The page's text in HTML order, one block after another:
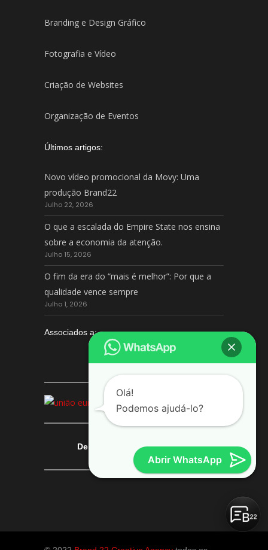
Branding e Design Gráfico
Fotografia e Vídeo
Criação de Websites
Organização de Eventos
Últimos artigos:
Novo vídeo promocional da Movy: Uma
produção Brand22
Julho 22, 2026
O que a escalada do Empire State nos ensina
sobre a economia da atenção.
Julho 15, 2026
O fim da era do “mais é melhor”: Por que a
qualidade vence sempre
Julho 1, 2026
Associados a:
Deixe-nos a sua avaliação
Abrir WhatsApp
Olá!
Podemos ajudá-lo?